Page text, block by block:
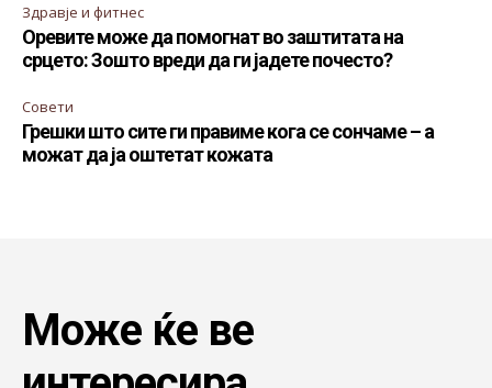
Здравје и фитнес
Оревите може да помогнат во заштитата на
срцето: Зошто вреди да ги јадете почесто?
Совети
Грешки што сите ги правиме кога се сончаме – а
можат да ја оштетат кожата
Може ќе ве